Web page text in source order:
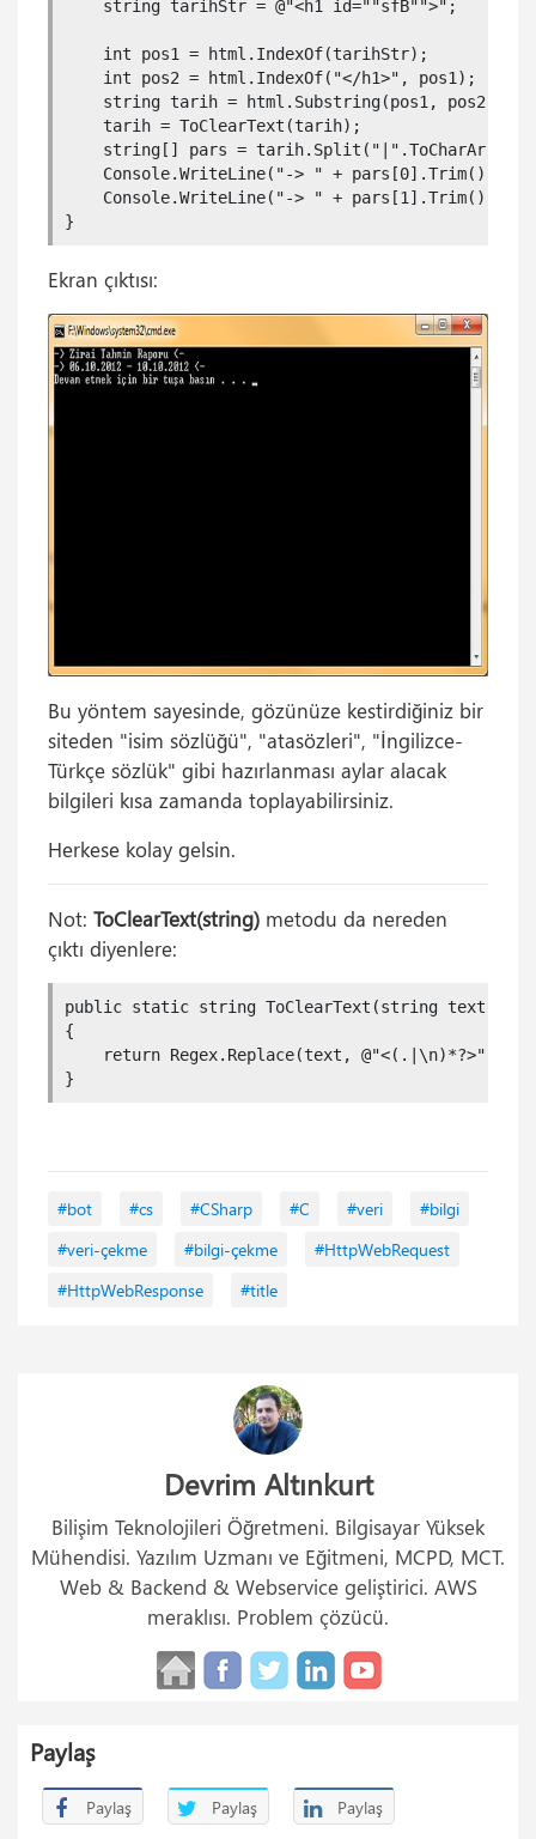
string tarihStr = @"<h1 id=""sfB"">";
int pos1 = html.IndexOf(tarihStr);
int pos2 = html.IndexOf("</h1>", pos1);
string tarih = html.Substring(pos1, pos2 -
tarih = ToClearText(tarih);
string[] pars = tarih.Split("|".ToCharArray(),
Console.WriteLine("-> " + pars[0].Trim() + "
Console.WriteLine("-> " + pars[1].Trim() + "
}
Ekran çıktısı:
Bu yöntem sayesinde, gözünüze kestirdiğiniz bir
siteden "isim sözlüğü", "atasözleri", "İngilizce-
Türkçe sözlük" gibi hazırlanması aylar alacak
bilgileri kısa zamanda toplayabilirsiniz.
Herkese kolay gelsin.
Not: ToClearText(string) metodu da nereden
çıktı diyenlere:
public static string ToClearText(string text)
{
return Regex.Replace(text, @"<(.|\n)*?>",
}
#bot #cs #CSharp #C #veri
#bilgi
#veri-çekme
#bilgi-çekme
#HttpWebRequest
#HttpWebResponse
#title
Devrim Altınkurt
Bilişim Teknolojileri Öğretmeni. Bilgisayar Yüksek
Mühendisi. Yazılım Uzmanı ve Eğitmeni, MCPD, MCT.
Web & Backend & Webservice geliştirici. AWS
meraklısı. Problem çözücü.
Paylaş
Paylaş Paylaş Paylaş